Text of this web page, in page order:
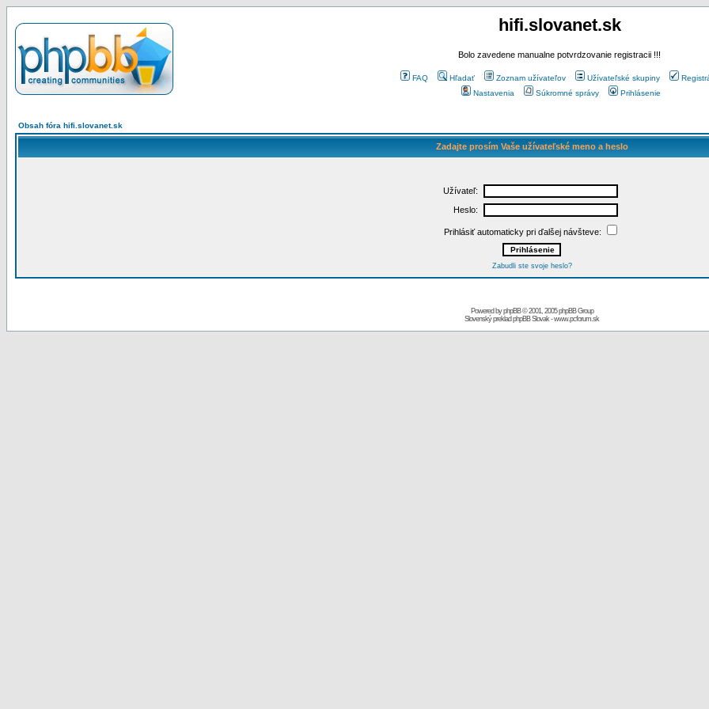
hifi.slovanet.sk
Bolo zavedene manualne potvrdzovanie registracii !!!
FAQ Hľadať Zoznam užívateľov Užívateľské skupiny
Nastavenia
Súkromné správy Prihlásenie
Obsah fóra hifi.slovanet.sk
Zadajte prosím Vaše užívateľské meno a heslo
Užívateľ:
Heslo:
Prihlásiť automaticky pri ďalšej návšteve:
Zabudli ste svoje heslo?
Powered byphpBB© 2001, 2005 phpBB Group
Slovenský preklad phpBB Slovak-www.pcforum.sk